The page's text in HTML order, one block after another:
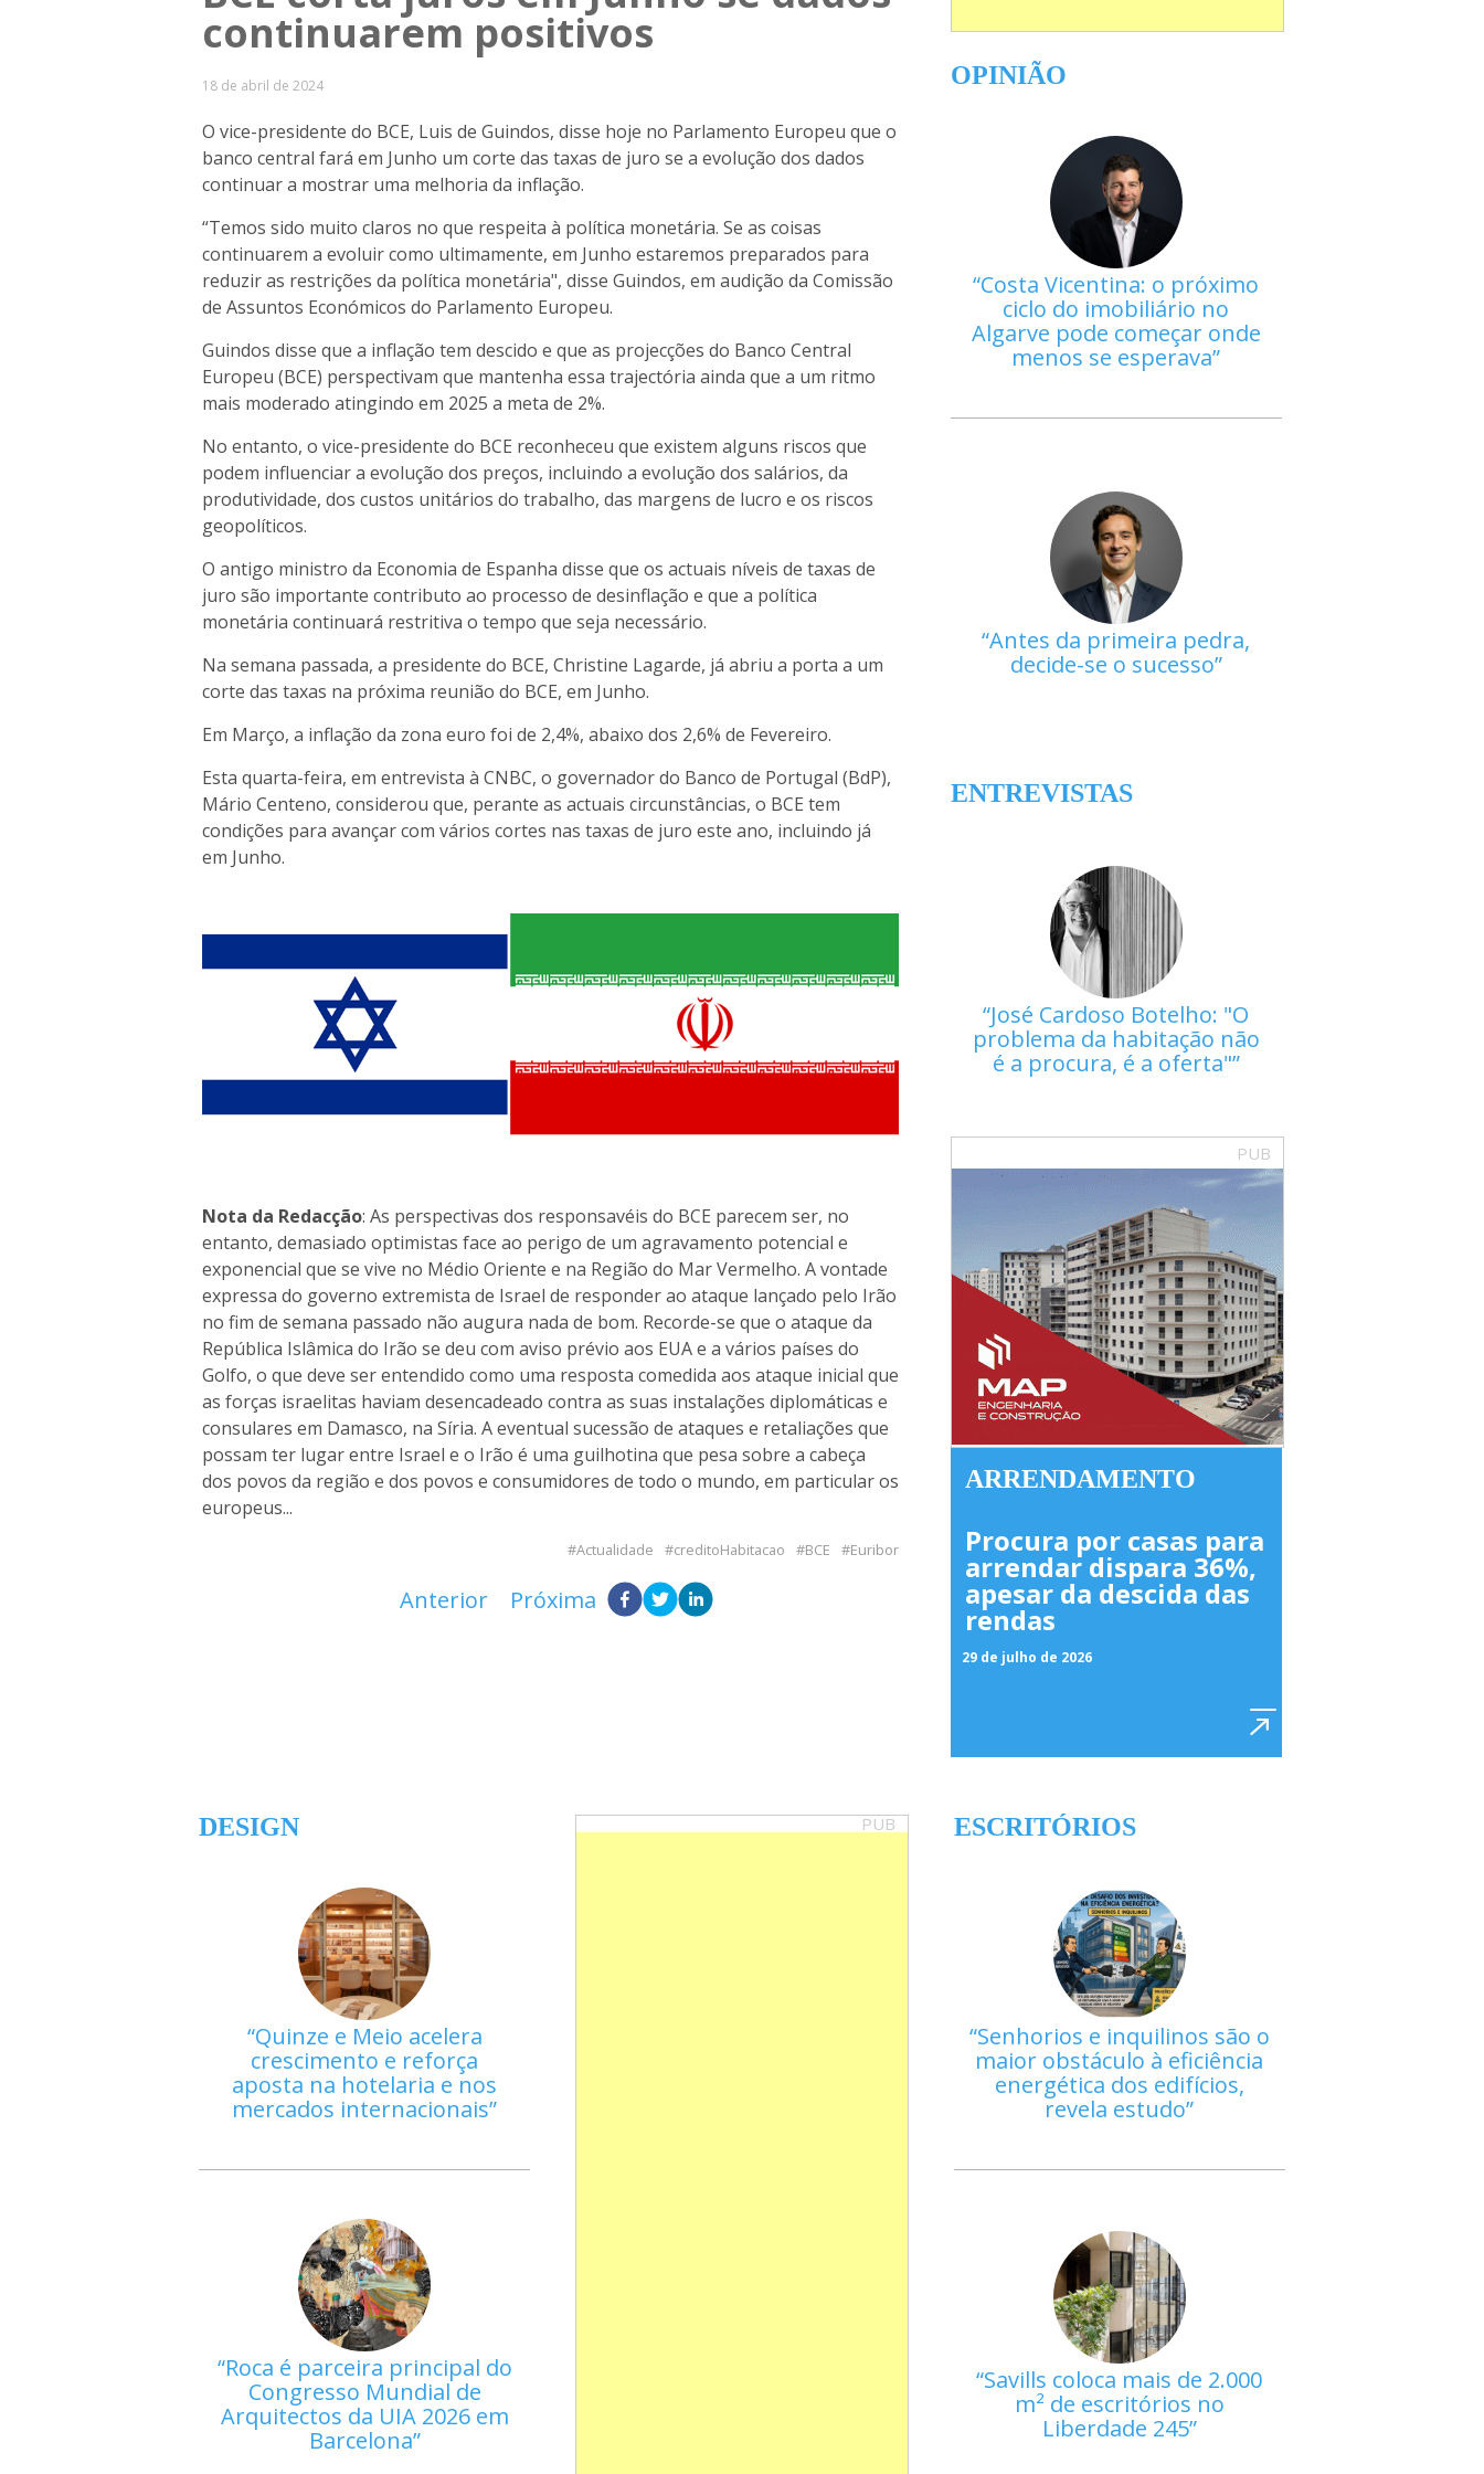
continuarem positivos
18 de abril de 2024
O vice-presidente do BCE, Luis de Guindos, disse hoje no Parlamento Europeu que o
banco central fará em Junho um corte das taxas de juro se a evolução dos dados
continuar a mostrar uma melhoria da inflação.
“Temos sido muito claros no que respeita à política monetária. Se as coisas
continuarem a evoluir como ultimamente, em Junho estaremos preparados para
reduzir as restrições da política monetária", disse Guindos, em audição da Comissão
de Assuntos Económicos do Parlamento Europeu.
Guindos disse que a inflação tem descido e que as projecções do Banco Central
Europeu (BCE) perspectivam que mantenha essa trajectória ainda que a um ritmo
mais moderado atingindo em 2025 a meta de 2%.
No entanto, o vice-presidente do BCE reconheceu que existem alguns riscos que
podem influenciar a evolução dos preços, incluindo a evolução dos salários, da
produtividade, dos custos unitários do trabalho, das margens de lucro e os riscos
geopolíticos.
O antigo ministro da Economia de Espanha disse que os actuais níveis de taxas de
juro são importante contributo ao processo de desinflação e que a política
monetária continuará restritiva o tempo que seja necessário.
Na semana passada, a presidente do BCE, Christine Lagarde, já abriu a porta a um
corte das taxas na próxima reunião do BCE, em Junho.
Em Março, a inflação da zona euro foi de 2,4%, abaixo dos 2,6% de Fevereiro.
Esta quarta-feira, em entrevista à CNBC, o governador do Banco de Portugal (BdP),
Mário Centeno, considerou que, perante as actuais circunstâncias, o BCE tem
condições para avançar com vários cortes nas taxas de juro este ano, incluindo já
em Junho.
Nota da Redacção: As perspectivas dos responsavéis do BCE parecem ser, no
entanto, demasiado optimistas face ao perigo de um agravamento potencial e
exponencial que se vive no Médio Oriente e na Região do Mar Vermelho. A vontade
expressa do governo extremista de Israel de responder ao ataque lançado pelo Irão
no fim de semana passado não augura nada de bom. Recorde-se que o ataque da
República Islâmica do Irão se deu com aviso prévio aos EUA e a vários países do
Golfo, o que deve ser entendido como uma resposta comedida aos ataque inicial que
as forças israelitas haviam desencadeado contra as suas instalações diplomáticas e
consulares em Damasco, na Síria. A eventual sucessão de ataques e retaliações que
possam ter lugar entre Israel e o Irão é uma guilhotina que pesa sobre a cabeça
dos povos da região e dos povos e consumidores de todo o mundo, em particular os
europeus...
Actualidade creditoHabitacao BCE Euribor
Anterior Próxima
OPINIÃO
Costa Vicentina: o próximo
ciclo do imobiliário no
Algarve pode começar onde
menos se esperava
Antes da primeira pedra,
decide-se o sucesso
ENTREVISTAS
José Cardoso Botelho: "O
problema da habitação não
é a procura, é a oferta"
PUB
ARRENDAMENTO
Procura por casas para
arrendar dispara 36%,
apesar da descida das
rendas
29 de julho de 2026
DESIGN
Quinze e Meio acelera
crescimento e reforça
aposta na hotelaria e nos
mercados internacionais
Roca é parceira principal do
Congresso Mundial de
Arquitectos da UIA 2026 em
Barcelona
PUB ESCRITÓRIOS
Senhorios e inquilinos são o
maior obstáculo à eficiência
energética dos edifícios,
revela estudo
Savills coloca mais de 2.000
m² de escritórios no
Liberdade 245